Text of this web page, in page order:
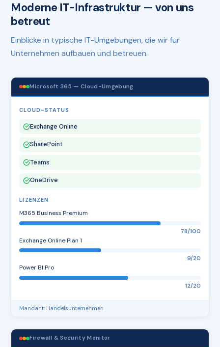
Moderne IT-Infrastruktur — von uns
betreut
Einblicke in typische IT-Umgebungen, die wir für
Unternehmen aufbauen und betreuen.
Microsoft 365 — Cloud-Umgebung
CLOUD-STATUS
Exchange Online
SharePoint
Teams
OneDrive
LIZENZEN
M365 Business Premium
78/100
Exchange Online Plan 1
9/20
Power BI Pro
12/20
Mandant: Handelsunternehmen
Firewall & Security Monitor